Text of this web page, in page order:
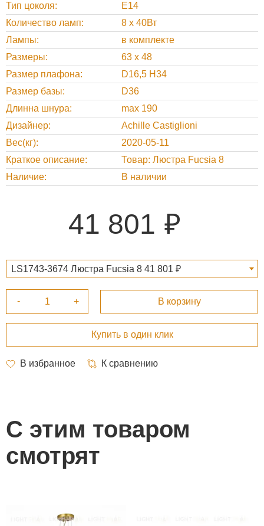
Тип цоколя
E14
Количество ламп
8 х 40Вт
Лампы
в комплекте
Размеры
63 х 48
Размер плафона
D16,5 H34
Размер базы
D36
Длинна шнура
max 190
Дизайнер
Achille Castiglioni
Вес(кг)
2020-05-11
Краткое описание
Товар: Люстра Fucsia 8
Наличие
В наличии
41 801
LS1743-3674 Люстра Fucsia 8 41 801 ₽
С этим товаром
смотрят